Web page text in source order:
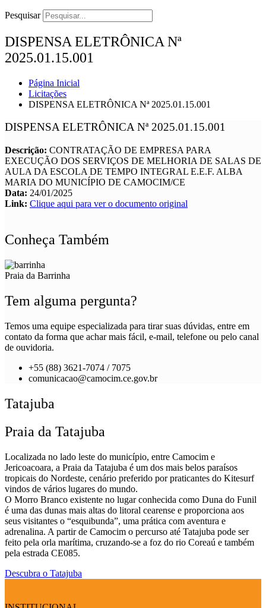
Pesquisar
DISPENSA ELETRÔNICA Nª
2025.01.15.001
Página Inicial
Licitações
DISPENSA ELETRÔNICA Nª 2025.01.15.001
DISPENSA ELETRÔNICA Nª 2025.01.15.001
Descrição: CONTRATAÇÃO DE EMPRESA PARA
EXECUÇÃO DOS SERVIÇOS DE MELHORIA DE SALAS DE
AULA DA ESCOLA DE TEMPO INTEGRAL E.E.F. ALBA
MARIA DO MUNICÍPIO DE CAMOCIM/CE
Data: 24/01/2025
Link: Clique aqui para ver o documento original
Conheça Também
Praia da Barrinha
Tem alguma pergunta?
Temos uma equipe especializada para tirar suas dúvidas, entre em
contato da forma que achar mais fácil, e-mail, telefone ou pelo canal
de ouvidoria.
+55 (88) 3621-7074 / 7075
comunicacao@camocim.ce.gov.br
Tatajuba
Praia da Tatajuba
Localizada no lado leste do município, entre Camocim e
Jericoacoara, a Praia da Tatajuba é um dos mais belos paraísos
tropicais do Nordeste, cenário preferido por praticantes do Kitesurf
vindos de vários lugares do mundo.
O Morro Branco existente no lugar conhecida como Duna do Funil
é uma das dunas mais altas do litoral cearense e proporciona aos
seus visitantes o “esquibunda”, uma prática com aventura e
adrenalina. A partir de Camocim o percurso até Tatajuba pode ser
feito pela orla marítima, cruzando-se a foz do rio Coreaú e também
pela estrada CE085.
Descubra o Tatajuba